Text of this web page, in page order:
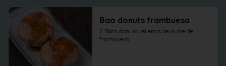
Bao donuts frambuesa
2 Baos donuts rellenas de dulce de
frambuesa